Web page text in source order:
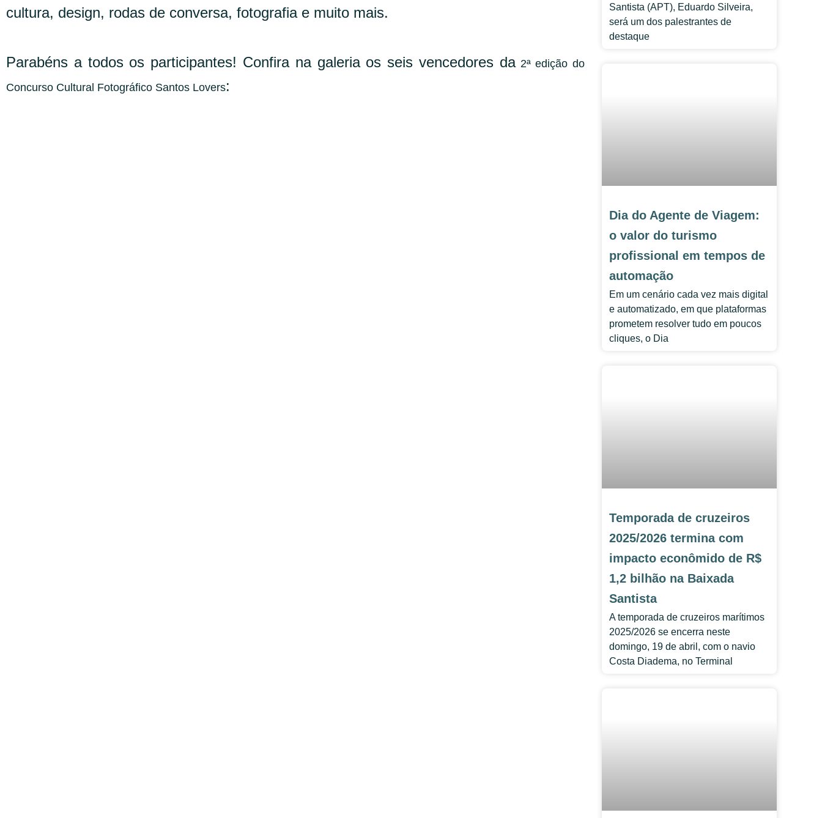
cultura, design, rodas de conversa, fotografia e muito mais.
Parabéns a todos os participantes! Confira na galeria os seis vencedores da2ª edição do
Concurso Cultural Fotográfico Santos Lovers:
Santista (APT), Eduardo Silveira,
será um dos palestrantes de
destaque
Dia do Agente de Viagem:
o valor do turismo
profissional em tempos de
automação
Em um cenário cada vez mais digital
e automatizado, em que plataformas
prometem resolver tudo em poucos
cliques, o Dia
Temporada de cruzeiros
2025/2026 termina com
impacto econômido de R$
1,2 bilhão na Baixada
Santista
A temporada de cruzeiros marítimos
2025/2026 se encerra neste
domingo, 19 de abril, com o navio
Costa Diadema, no Terminal